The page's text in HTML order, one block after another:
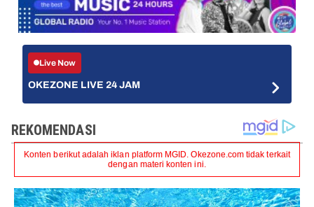
Live Now
OKEZONE LIVE 24 JAM